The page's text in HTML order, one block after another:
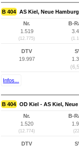
B 404 AS Kiel, Neue
Nr.
1.519
(12.775)
B-
DTV
19.997
Infos...
B 404 OD Kiel - AS Kiel,
Nr.
1.520
(12.774)
B-
DTV